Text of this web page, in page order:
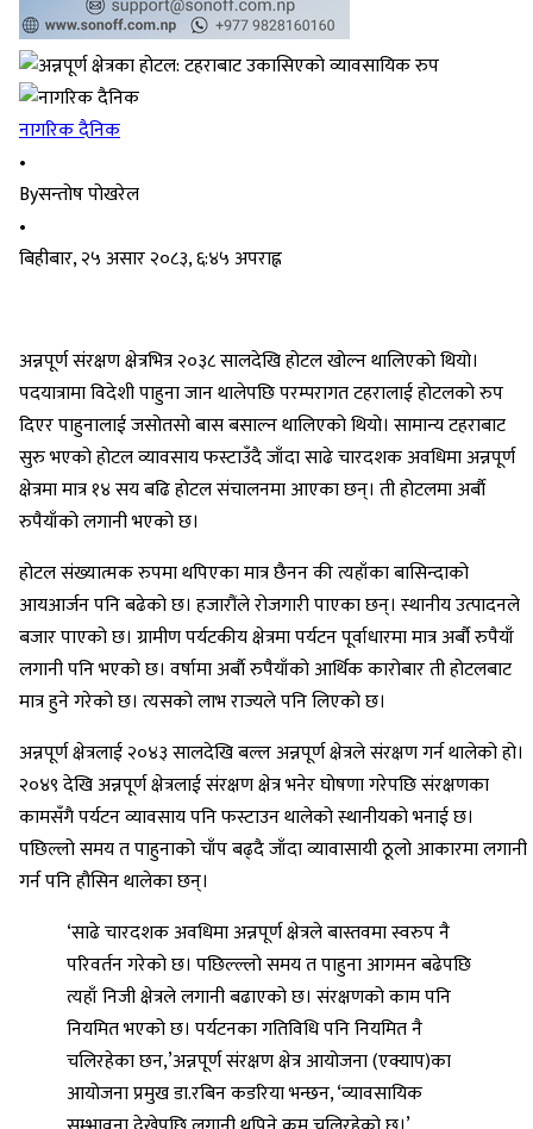
नागरिक दैनिक
•
Byसन्तोष पोखरेल
•
बिहीबार, २५ असार २०८३, ६:४५ अपराह्न
अन्नपूर्ण संरक्षण क्षेत्रभित्र २०३८ सालदेखि होटल खोल्न थालिएको थियो।
पदयात्रामा विदेशी पाहुना जान थालेपछि परम्परागत टहरालाई होटलको रुप
दिएर पाहुनालाई जसोतसो बास बसाल्न थालिएको थियो। सामान्य टहराबाट
सुरु भएको होटल व्यावसाय फस्टाउँदै जाँदा साढे चारदशक अवधिमा अन्नपूर्ण
क्षेत्रमा मात्र १४ सय बढि होटल संचालनमा आएका छन्। ती होटलमा अर्बाै
रुपैयाँको लगानी भएको छ।
होटल संख्यात्मक रुपमा थपिएका मात्र छैनन की त्यहाँका बासिन्दाको
आयआर्जन पनि बढेको छ। हजारौंले रोजगारी पाएका छन्। स्थानीय उत्पादनले
बजार पाएको छ। ग्रामीण पर्यटकीय क्षेत्रमा पर्यटन पूर्वाधारमा मात्र अर्बौ रुपैयाँ
लगानी पनि भएको छ। वर्षामा अर्बाै रुपैयाँको आर्थिक कारोबार ती होटलबाट
मात्र हुने गरेको छ। त्यसको लाभ राज्यले पनि लिएको छ।
अन्नपूर्ण क्षेत्रलाई २०४३ सालदेखि बल्ल अन्नपूर्ण क्षेत्रले संरक्षण गर्न थालेको हो।
२०४९ देखि अन्नपूर्ण क्षेत्रलाई संरक्षण क्षेत्र भनेर घोषणा गरेपछि संरक्षणका
कामसँगै पर्यटन व्यावसाय पनि फस्टाउन थालेको स्थानीयको भनाई छ।
पछिल्लो समय त पाहुनाको चाँप बढ्दै जाँदा व्यावासायी ठूलो आकारमा लगानी
गर्न पनि हौसिन थालेका छन्।
‘साढे चारदशक अवधिमा अन्नपूर्ण क्षेत्रले बास्तवमा स्वरुप नै
परिवर्तन गरेको छ। पछिल्ल्लो समय त पाहुना आगमन बढेपछि
त्यहाँ निजी क्षेत्रले लगानी बढाएको छ। संरक्षणको काम पनि
नियमित भएको छ। पर्यटनका गतिविधि पनि नियमित नै
चलिरहेका छन,’अन्नपूर्ण संरक्षण क्षेत्र आयोजना (एक्याप)का
आयोजना प्रमुख डा.रबिन कडरिया भन्छन, ‘व्यावसायिक